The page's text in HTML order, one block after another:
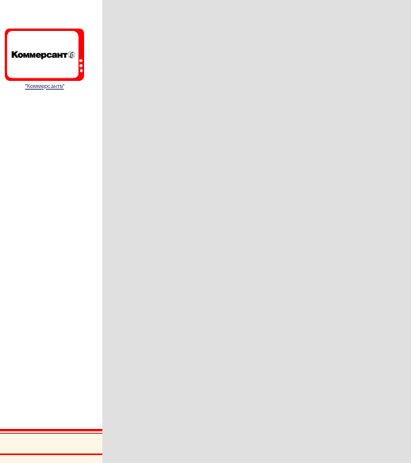
"Коммерсантъ"